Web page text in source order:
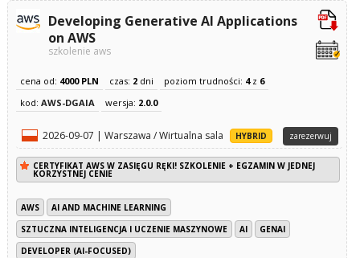
Developing Generative AI Applications
on AWS
szkolenie aws
cena od: 4000 PLN czas: 2dni poziom trudności: 4z 6
kod: AWS-DGAIA wersja: 2.0.0
2026-09-07 | Warszawa / Wirtualna sala HYBRID zarezerwuj
CERTYFIKAT AWS W ZASIĘGU RĘKI! SZKOLENIE + EGZAMIN W JEDNEJ
KORZYSTNEJ CENIE
AWS
AI AND MACHINE LEARNING
SZTUCZNA INTELIGENCJA I UCZENIE MASZYNOWE
AI
GENAI
DEVELOPER (AI-FOCUSED)